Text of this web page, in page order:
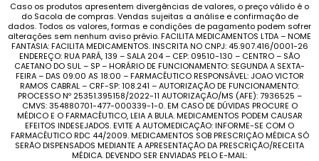
Caso os produtos apresentem divergências de valores, o preço válido é o
do Sacola de compras. Vendas sujeitas a análise e confirmação de
dados. Todos os valores, formas e condições de pagamento podem sofrer
alterações sem nenhum aviso prévio. FACILITA MEDICAMENTOS LTDA – NOME
FANTASIA: FACILITA MEDICAMENTOS. INSCRITA NO CNPJ: 45.907.416/0001-26
ENDEREÇO: RUA PARÁ, 139 – SALA 204 – CEP: 09510-130 – CENTRO – SÃO
CAETANO DO SUL – SP – HORÁRIO DE FUNCIONAMENTO: SEGUNDA A SEXTA-
FEIRA – DAS 09:00 AS 18:00 – FARMACÊUTICO RESPONSÁVEL: JOAO VICTOR
RAMOS CABRAL – CRF-SP: 108.241 – AUTORIZAÇÃO DE FUNCIONAMENTO:
PROCESSO Nº 25351.395158/2022-11 AUTORIZAÇÃO/MS (AFE): 7936525 –
CMVS: 354880701-477-000339-1-0. EM CASO DE DÚVIDAS PROCURE O
MÉDICO E O FARMACÊUTICO, LEIA A BULA. MEDICAMENTOS PODEM CAUSAR
EFEITOS INDESEJADOS. EVITE A AUTOMEDICAÇÃO: INFORME-SE COM O
FARMACÊUTICO RDC 44/2009. MEDICAMENTOS SOB PRESCRIÇÃO MÉDICA SÓ
SERÃO DISPENSADOS MEDIANTE A APRESENTAÇÃO DA PRESCRIÇÃO/RECEITA
MÉDICA. DEVENDO SER ENVIADAS PELO E-MAIL: